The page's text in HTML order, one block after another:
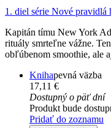
1. diel série Nové pravidlá
Kapitán tímu New York
rituály smrteľne vážne.
obľúbenom smoothie, ale
Knihapevná väzba
17,11 €
Dostupný o päť dní
Produkt bude
Pridať do zoznamu